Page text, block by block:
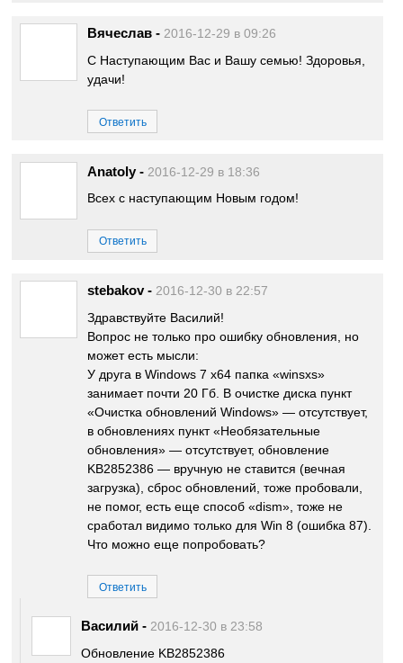
Вячеслав - 2016-12-29 в 09:26
С Наступающим Вас и Вашу семью! Здоровья,
удачи!
Ответить
Anatoly - 2016-12-29 в 18:36
Всех с наступающим Новым годом!
Ответить
stebakov - 2016-12-30 в 22:57
Здравствуйте Василий!
Вопрос не только про ошибку обновления, но
может есть мысли:
У друга в Windows 7 x64 папка «winsxs»
занимает почти 20 Гб. В очистке диска пункт
«Очистка обновлений Windows» — отсутствует,
в обновлениях пункт «Необязательные
обновления» — отсутствует, обновление
KB2852386 — вручную не ставится (вечная
загрузка), сброс обновлений, тоже пробовали,
не помог, есть еще способ «dism», тоже не
сработал видимо только для Win 8 (ошибка 87).
Что можно еще попробовать?
Ответить
Василий - 2016-12-30 в 23:58
Обновление KB2852386